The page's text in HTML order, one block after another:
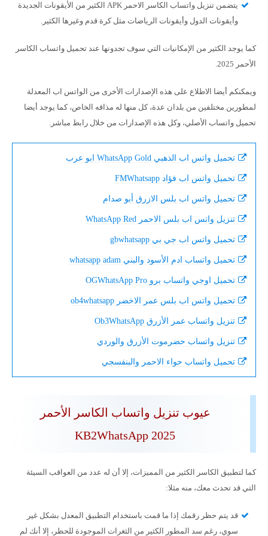
يتضمن تنزيل واتساب الكاسر الاحمر APK الكثير من الأيقونات الجديدة
وأيقونات الدول وأيقونات الرياضات مثل كرة قدم وغيرها الكثير.
كما يوجد الكثير من الإمكانيات التي سوف تجدونها عند تحميل واتساب الكاسر
الأحمر 2025.
ويمكنكم أيضا الاطلاع على هذه الإصدارات الأخرى من الواتس اب المعدلة
لمطورين مختلفين من بلدان عدة، كل منها له مذاقه الخاص، كما يوجد أيضا
تحميل واتساب الأصلي، وكل هذه الإصدارات من خلال رابط مباشر.
تحميل واتس اب الذهبي WhatsApp Gold ابو عرب
تحميل واتس اب فؤاد FMWhatsapp
تحميل واتس اب بلس الازرق أبو صدام
تنزيل واتس اب بلس الاحمر WhatsApp Red
تحميل واتس اب جي بي gbwhatsapp
تحميل واتساب ادم الأسود والبني whatsapp adam
تحميل اوجي واتساب برو OGWhatsApp Pro
تحميل واتس اب بلس عمر الاخضر ob4whatsapp
تنزيل واتساب عمر الأزرق Ob3WhatsApp
تنزيل واتساب حضرموت الأزرق والوردي
تحميل واتساب حواء الاحمر والبنفسجي
عيوب تنزيل واتساب الكاسر الأحمر
KB2WhatsApp 2025
كما لتطبيق الكاسر الكثير من المميزات، إلا أن له عدد من العواقب السيئة
التي قد تحدث معك، منه مثلا:
قد يتم حظر رقمك إذا ما قمت باستخدام التطبيق المعدل بشكل غير
سوي، رغم سد المطور الكثير من الثغرات الموجودة للحظر، إلا أنك لم